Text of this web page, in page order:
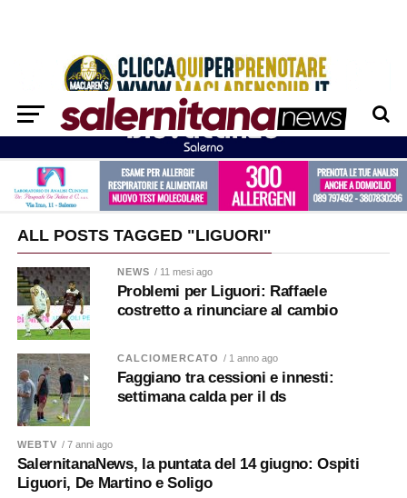
ALL POSTS TAGGED "LIGUORI"
NEWS / 11 mesi ago
Problemi per Liguori: Raffaele
costretto a rinunciare al cambio
CALCIOMERCATO / 1 anno ago
Faggiano tra cessioni e innesti:
settimana calda per il ds
WEBTV / 7 anni ago
SalernitanaNews, la puntata del 14 giugno: Ospiti
Liguori, De Martino e Soligo